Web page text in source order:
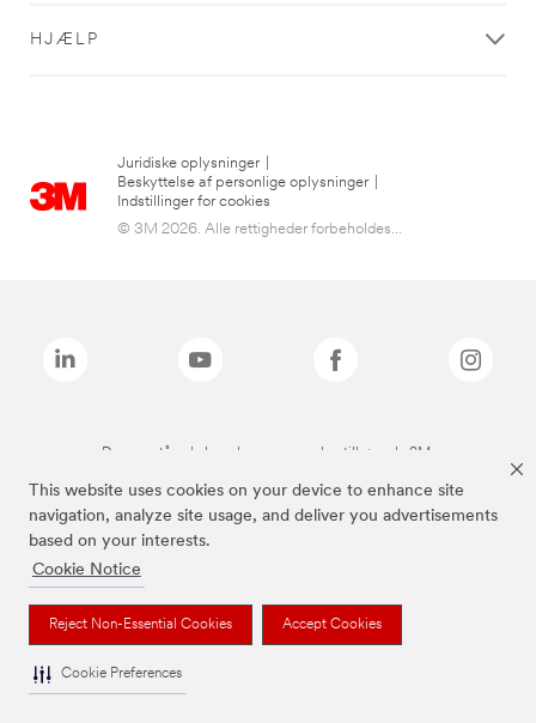
This website uses cookies on your device to enhance site
navigation, analyze site usage, and deliver you advertisements
based on your interests.
Cookie Notice
Reject Non-Essential Cookies Accept Cookies
Cookie Preferences
HJÆLP
Juridiske oplysninger
Beskyttelse af personlige oplysninger
Indstillinger for cookies
© 3M 2026. Alle rettigheder forbeholdes...
De ovenstående brands er varemærker tilhørende 3M.